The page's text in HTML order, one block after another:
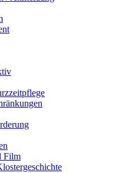
Film